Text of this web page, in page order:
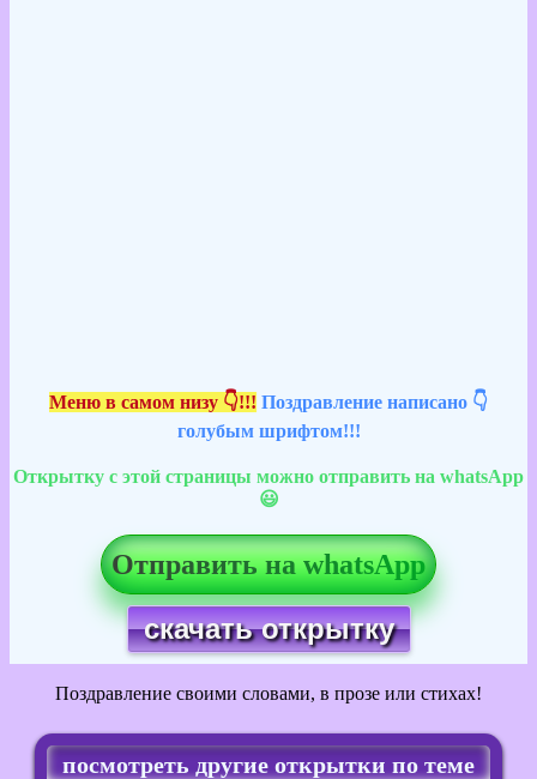
Меню в самом низу 👇!!! Поздравление написано 👇
голубым шрифтом!!!
Открытку с этой страницы можно отправить на whatsApp
😃
Отправить на whatsApp
скачать открытку
Поздравление своими словами, в прозе или стихах!
посмотреть другие открытки по теме